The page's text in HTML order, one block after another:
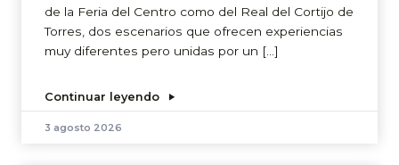
de la Feria del Centro como del Real del Cortijo de
Torres, dos escenarios que ofrecen experiencias
muy diferentes pero unidas por un […]
Continuar leyendo
3 agosto 2026